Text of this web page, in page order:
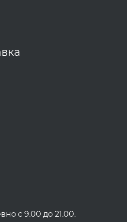
с 9.00 до 21.00.